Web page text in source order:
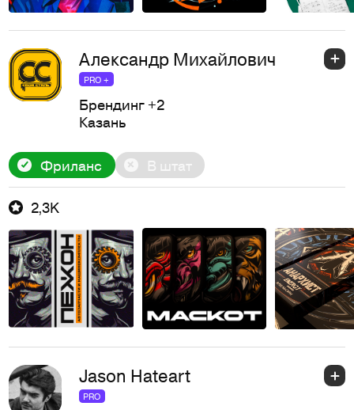
Александр Михайлович
PRO +
Брендинг +2
Казань
Фриланс В штат
2,3K
Jason Hateart
PRO